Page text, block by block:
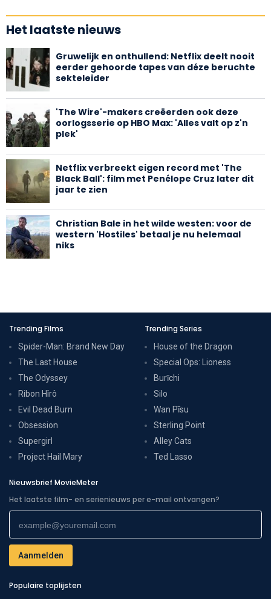
Het laatste nieuws
Gruwelijk en onthullend: Netflix deelt nooit
eerder gehoorde tapes van déze beruchte
sekteleider
'The Wire'-makers creëerden ook deze
oorlogsserie op HBO Max: 'Alles valt op z'n
plek'
Netflix verbreekt eigen record met 'The
Black Ball': film met Penélope Cruz later dit
jaar te zien
Christian Bale in het wilde westen: voor de
western 'Hostiles' betaal je nu helemaal
niks
Trending Films
Spider-Man: Brand New Day
The Last House
The Odyssey
Ribon Hîrô
Evil Dead Burn
Obsession
Supergirl
Project Hail Mary
Trending Series
House of the Dragon
Special Ops: Lioness
Burīchi
Silo
Wan Pīsu
Sterling Point
Alley Cats
Ted Lasso
Nieuwsbrief MovieMeter
Het laatste film- en serienieuws per e-mail ontvangen?
Populaire toplijsten